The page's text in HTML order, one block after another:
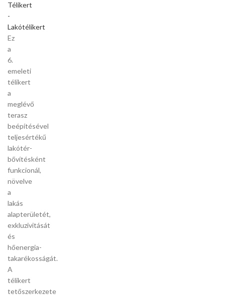
Télikert
-
Lakótélikert
Ez
a
6.
emeleti
télikert
a
meglévő
terasz
beépítésével
teljesértékű
lakótér-
bővítésként
funkcionál,
növelve
a
lakás
alapterületét,
exkluzivitását
és
hőenergia-
takarékosságát.
A
télikert
tetőszerkezete